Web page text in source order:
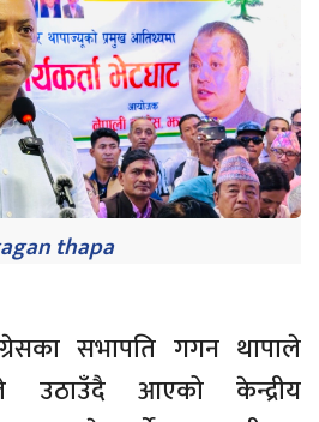
thapa
सभापति गगन थापाले
उठाउँदै आएको केन्द्रीय